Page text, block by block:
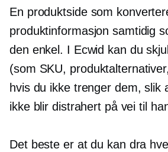
En produktside som
produktinformasjon samtidig
den enkel. I Ecwid kan du
(som SKU,
hvis du ikke trenger dem, slik
ikke blir distrahert på vei til
Det beste er at du kan dra